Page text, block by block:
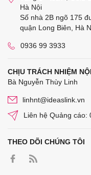
Hà Nội
Số nhà 2B ngõ 175
quận Long Biên, Hà
0936 99 3933
CHỊU TRÁCH NHIỆM
Bà Nguyễn Thùy Linh
linhnt@ideaslink.vn
Liên hệ Quảng cáo:
THEO DÕI CHÚNG TÔI